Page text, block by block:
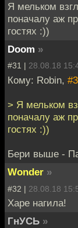
Я мельком
поначалу аж
гостях :))
Doom »
#31 | 28.08.18
Кому: Robin,
> Я мельком
поначалу аж
гостях :))
Бери выше -
Wonder »
#32 | 28.08.18
Харе нагила!
ГнУСЬ »